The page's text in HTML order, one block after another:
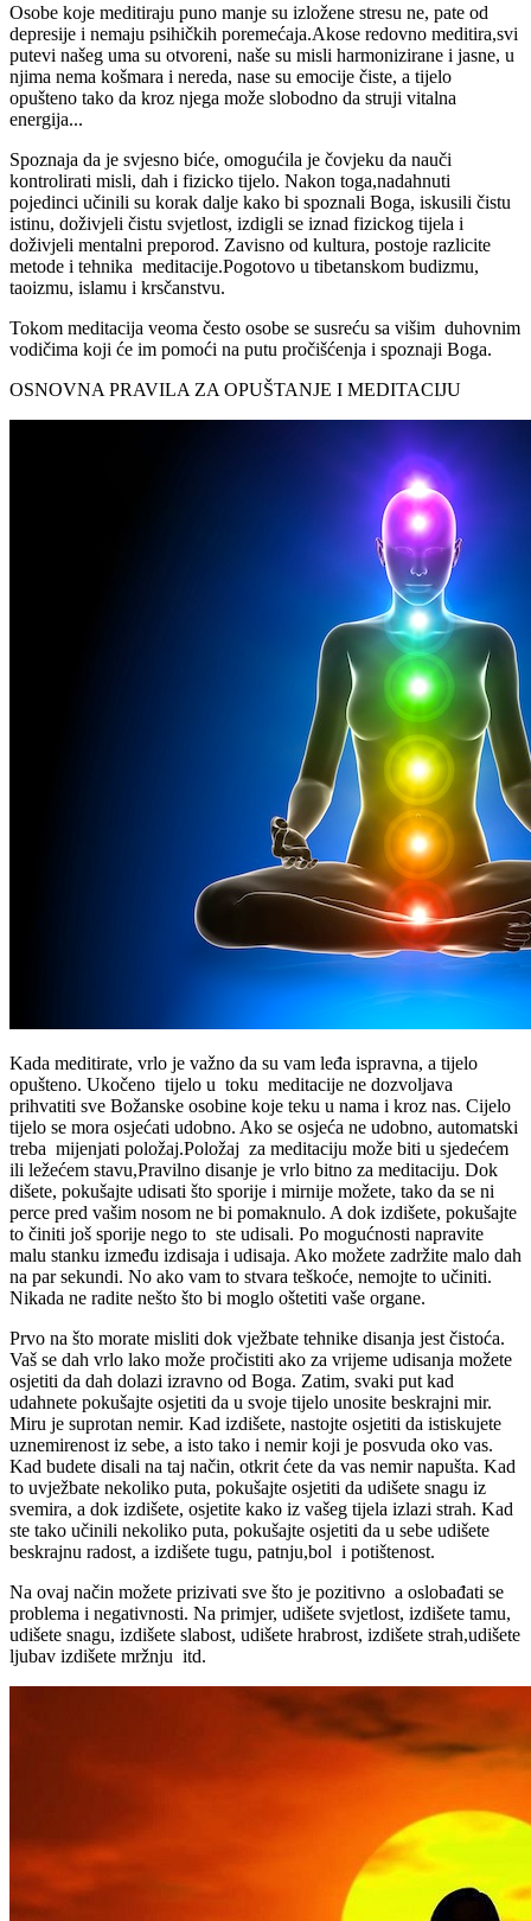
Osobe koje meditiraju puno manje su izložene stresu ne, pate od
depresije i nemaju psihičkih poremećaja.Akose redovno meditira,svi
putevi našeg uma su otvoreni, naše su misli harmonizirane i jasne, u
njima nema košmara i nereda, nase su emocije čiste, a tijelo
opušteno tako da kroz njega može slobodno da struji vitalna
energija...
Spoznaja da je svjesno biće, omogućila je čovjeku da nauči
kontrolirati misli, dah i fizicko tijelo. Nakon toga,nadahnuti
pojedinci učinili su korak dalje kako bi spoznali Boga, iskusili čistu
istinu, doživjeli čistu svjetlost, izdigli se iznad fizickog tijela i
doživjeli mentalni preporod. Zavisno od kultura, postoje razlicite
metode i tehnika meditacije.Pogotovo u tibetanskom budizmu,
taoizmu, islamu i krsčanstvu.
Tokom meditacija veoma često osobe se susreću sa višim duhovnim
vodičima koji će im pomoći na putu pročišćenja i spoznaji Boga.
OSNOVNA PRAVILA ZA OPUŠTANJE I MEDITACIJU
Kada meditirate, vrlo je važno da su vam leđa ispravna, a tijelo
opušteno. Ukočeno tijelo u toku meditacije ne dozvoljava
prihvatiti sve Božanske osobine koje teku u nama i kroz nas. Cijelo
tijelo se mora osjećati udobno. Ako se osjeća ne udobno, automatski
treba mijenjati položaj.Položaj za meditaciju može biti u sjedećem
ili ležećem stavu,Pravilno disanje je vrlo bitno za meditaciju. Dok
dišete, pokušajte udisati što sporije i mirnije možete, tako da se ni
perce pred vašim nosom ne bi pomaknulo. A dok izdišete, pokušajte
to činiti još sporije nego to ste udisali. Po mogućnosti napravite
malu stanku između izdisaja i udisaja. Ako možete zadržite malo dah
na par sekundi. No ako vam to stvara teškoće, nemojte to učiniti.
Nikada ne radite nešto što bi moglo oštetiti vaše organe.
Prvo na što morate misliti dok vježbate tehnike disanja jest čistoća.
Vaš se dah vrlo lako može pročistiti ako za vrijeme udisanja možete
osjetiti da dah dolazi izravno od Boga. Zatim, svaki put kad
udahnete pokušajte osjetiti da u svoje tijelo unosite beskrajni mir.
Miru je suprotan nemir. Kad izdišete, nastojte osjetiti da istiskujete
uznemirenost iz sebe, a isto tako i nemir koji je posvuda oko vas.
Kad budete disali na taj način, otkrit ćete da vas nemir napušta. Kad
to uvježbate nekoliko puta, pokušajte osjetiti da udišete snagu iz
svemira, a dok izdišete, osjetite kako iz vašeg tijela izlazi strah. Kad
ste tako učinili nekoliko puta, pokušajte osjetiti da u sebe udišete
beskrajnu radost, a izdišete tugu, patnju,bol i potištenost.
Na ovaj način možete prizivati sve što je pozitivno a oslobađati se
problema i negativnosti. Na primjer, udišete svjetlost, izdišete tamu,
udišete snagu, izdišete slabost, udišete hrabrost, izdišete strah,udišete
ljubav izdišete mržnju itd.